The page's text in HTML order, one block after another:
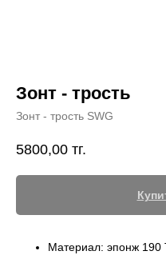
Зонт - трость
Зонт - трость SWG
5800,00 тг.
Материал: эпонж 190